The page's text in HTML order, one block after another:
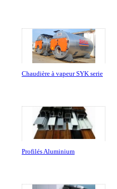
Chaudière à vapeur SYK serie
Profilés Aluminium